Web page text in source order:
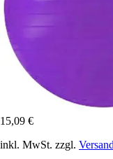
15,09 €
inkl. MwSt. zzgl.